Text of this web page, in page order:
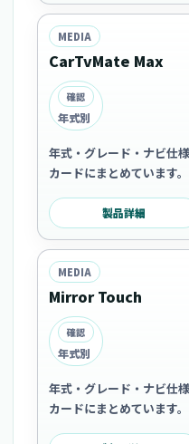
MEDIA
CarTvMate Max
確認
年式別
年式・グレード・ナビ仕
カードにまとめています。
製品詳細
MEDIA
Mirror Touch
確認
年式別
年式・グレード・ナビ仕
カードにまとめています。